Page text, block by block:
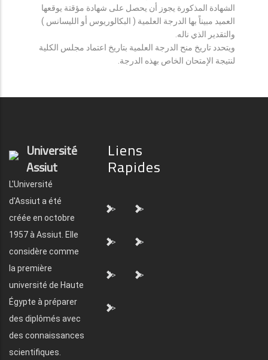
الشهادة المذكورة يجوز أن يحصل على شهادة مؤقتة يوقعها
العميد مبيناً بها الدرجة العلمية ( البكالوريوس أو الليسانس )
والتقدير الذي ناله.
ويتحدد تاريخ منح الدرجة العلمية بتاريخ اعتماد مجلس الكلية
لنتيجة الإمتحان الخاص بهذه الدرجة.
Université
Assiut
L'Université
d'Assiut a été
créée en octobre
1957 à Assiut. Elle
considère comme
la première
université de Haute
Égypte à préparer
des diplômés avec
des connaissances
scientifiques.
Liens
Rapides
"> ">
"> ">
"> ">
">